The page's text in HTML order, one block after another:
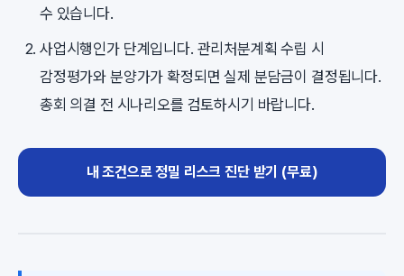
수 있습니다.
사업시행인가 단계입니다. 관리처분계획 수립 시
감정평가와 분양가가 확정되면 실제 분담금이 결정됩니다.
총회 의결 전 시나리오를 검토하시기 바랍니다.
내 조건으로 정밀 리스크 진단 받기 (무료)